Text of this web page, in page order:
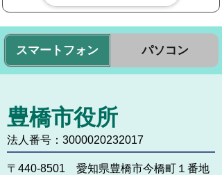
スマートフォン パソコン
豊橋市役所
法人番号：3000020232017
〒440-8501 愛知県豊橋市今橋町１番地